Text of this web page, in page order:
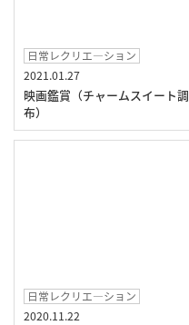
日常レクリエ―ション
2021.01.27
映画鑑賞（チャームスイート調
布）
日常レクリエ―ション
2020.11.22